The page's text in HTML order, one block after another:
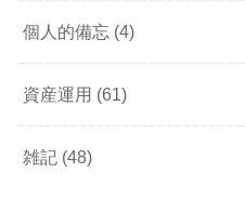
個人的備忘 (4)
資産運用 (61)
雑記 (48)